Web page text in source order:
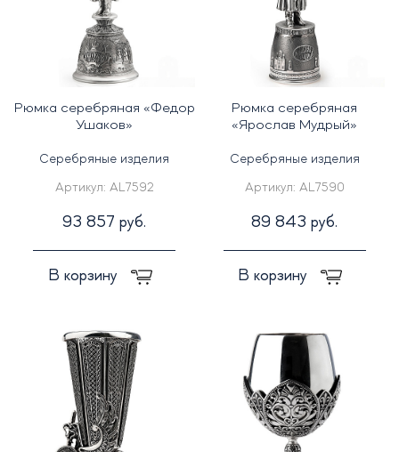
Рюмка серебряная «Федор
Ушаков»
Серебряные изделия
Артикул: AL7592
93 857 руб.
В корзину
Рюмка серебряная
«Ярослав Мудрый»
Серебряные изделия
Артикул: AL7590
89 843 руб.
В корзину